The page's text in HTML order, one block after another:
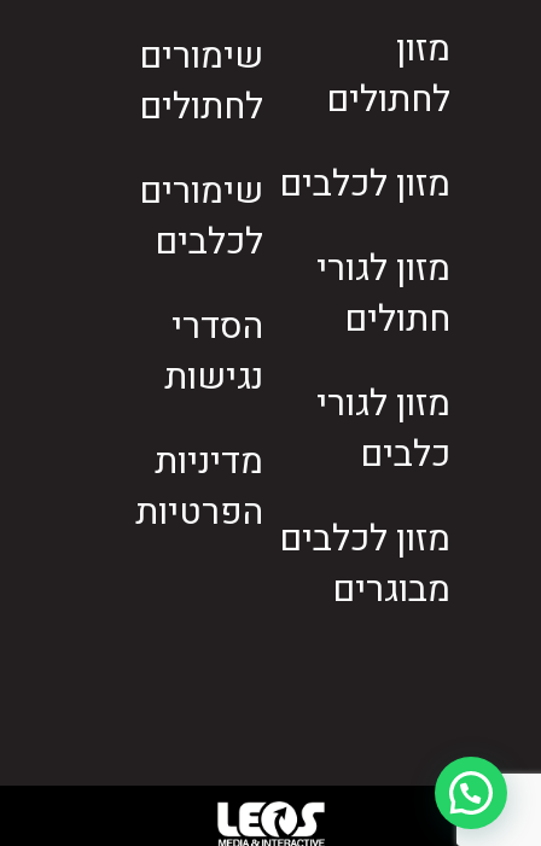
מזון
לחתולים
מזון לכלבים
מזון לגורי
חתולים
מזון לגורי
כלבים
מזון לכלבים
מבוגרים
שימורים
לחתולים
שימורים
לכלבים
הסדרי
נגישות
מדיניות
הפרטיות